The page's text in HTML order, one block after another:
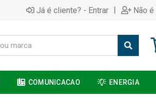
Já é cliente? - Entrar | Não
COMUNICACAO ENERGIA